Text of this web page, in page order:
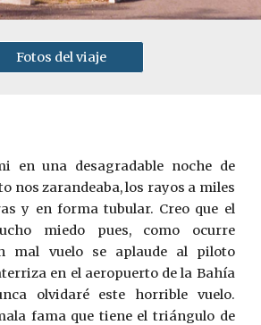
Fotos del viaje
en una desagradable noche de
nos zarandeaba, los rayos a miles
y en forma tubular. Creo que el
miedo pues, como ocurre
mal vuelo se aplaude al piloto
en el aeropuerto de la Bahía
olvidaré este horrible vuelo.
fama que tiene el triángulo de